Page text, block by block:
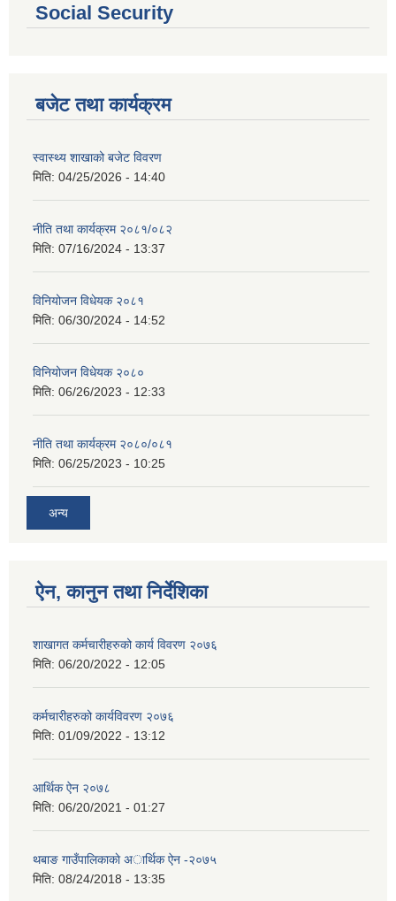
Social Security
बजेट तथा कार्यक्रम
स्वास्थ्य शाखाको बजेट विवरण
मिति: 04/25/2026 - 14:40
नीति तथा कार्यक्रम २०८१/०८२
मिति: 07/16/2024 - 13:37
विनियोजन विधेयक २०८१
मिति: 06/30/2024 - 14:52
विनियोजन विधेयक २०८०
मिति: 06/26/2023 - 12:33
नीति तथा कार्यक्रम २०८०/०८१
मिति: 06/25/2023 - 10:25
अन्य
ऐन, कानुन तथा निर्देशिका
शाखागत कर्मचारीहरुको कार्य विवरण २०७६
मिति: 06/20/2022 - 12:05
कर्मचारीहरुको कार्यविवरण २०७६
मिति: 01/09/2022 - 13:12
आर्थिक ऐन २०७८
मिति: 06/20/2021 - 01:27
थबाङ गाउँपालिकाकाे अार्थिक ऐन -२०७५
मिति: 08/24/2018 - 13:35